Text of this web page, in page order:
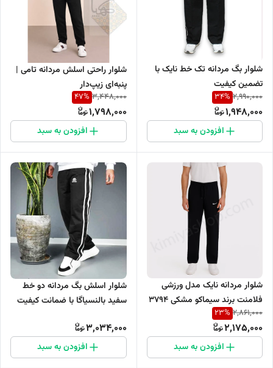
شلوار بگ مردانه تک خط نایک با
تضمین کیفیت
2,990,000
34%
1,948,000
افزودن به سبد
شلوار راحتی اسلش مردانه تامی |
پنبه‌ای زیپ‌دار
3,448,000
47%
1,798,000
افزودن به سبد
شلوار مردانه نایک مدل ورزشی
فلامنت برند سیماکو مشکی 3794
2,861,000
23%
2,175,000
افزودن به سبد
شلوار اسلش بگ مردانه دو خط
سفید بالنسیاگا با ضمانت کیفیت
3,034,000
افزودن به سبد